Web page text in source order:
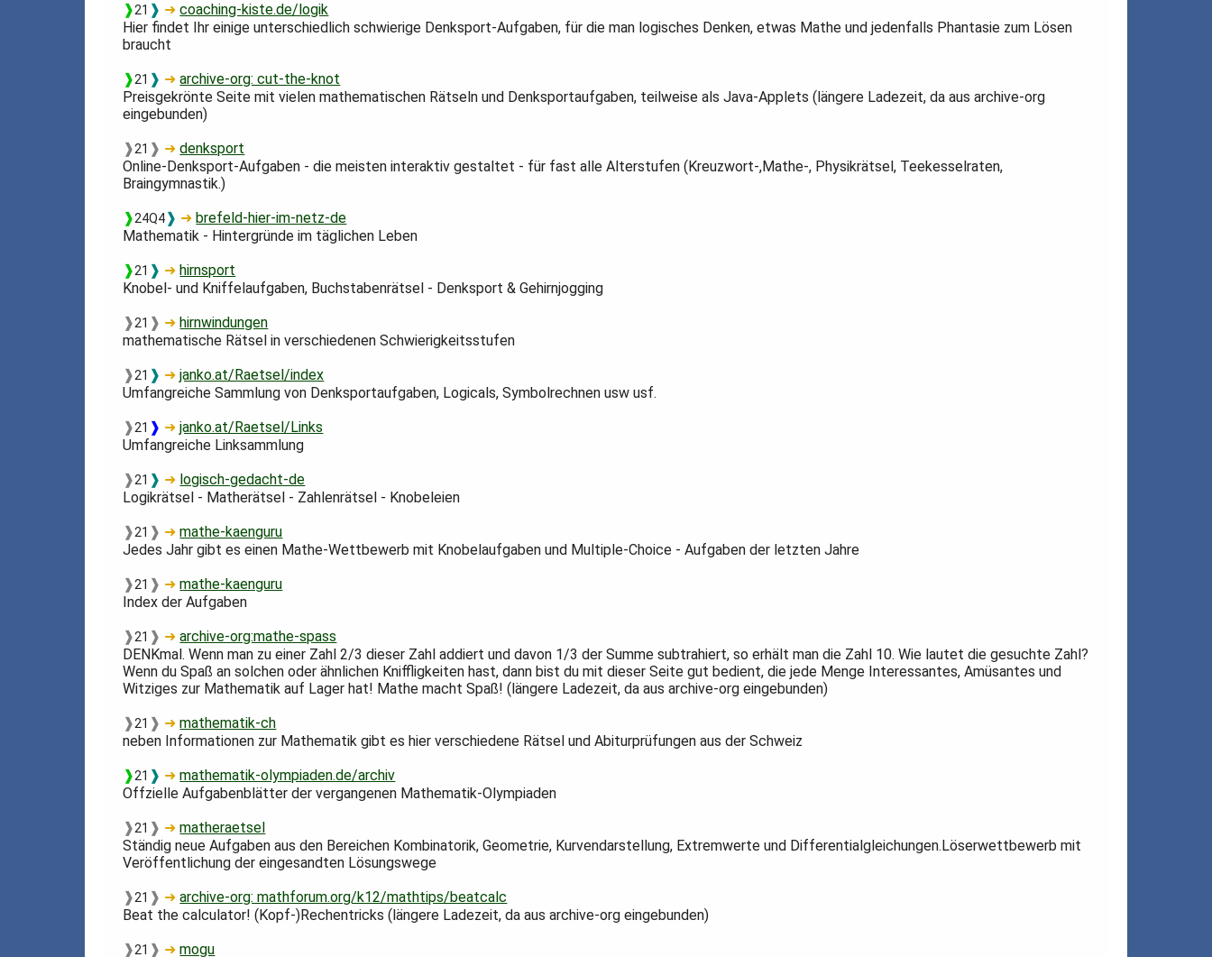
❱21 ❱ ➜coaching-kiste.de/logik
Hier findet Ihr einige unterschiedlich schwierige Denksport-Aufgaben, für die man logisches Denken, etwas Mathe und jedenfalls Phantasie zum Lösen
braucht
❱21 ❱ ➜archive-org: cut-the-knot
Preisgekrönte Seite mit vielen mathematischen Rätseln und Denksportaufgaben, teilweise als Java-Applets (längere Ladezeit, da aus archive-org
eingebunden)
❱21 ❱ ➜denksport
Online-Denksport-Aufgaben - die meisten interaktiv gestaltet - für fast alle Alterstufen (Kreuzwort-,Mathe-, Physikrätsel, Teekesselraten,
Braingymnastik.)
❱24Q4❱ ➜ brefeld-hier-im-netz-de
Mathematik - Hintergründe im täglichen Leben
❱21 ❱ ➜ hirnsport
Knobel- und Kniffelaufgaben, Buchstabenrätsel - Denksport & Gehirnjogging
❱21 ❱ ➜ hirnwindungen
mathematische Rätsel in verschiedenen Schwierigkeitsstufen
❱21 ❱ ➜janko.at/Raetsel/index
Umfangreiche Sammlung von Denksportaufgaben, Logicals, Symbolrechnen usw usf.
❱21 ❱ ➜janko.at/Raetsel/Links
Umfangreiche Linksammlung
❱21 ❱ ➜ logisch-gedacht-de
Logikrätsel - Matherätsel - Zahlenrätsel - Knobeleien
❱21 ❱ ➜mathe-kaenguru
Jedes Jahr gibt es einen Mathe-Wettbewerb mit Knobelaufgaben und Multiple-Choice - Aufgaben der letzten Jahre
❱21 ❱ ➜mathe-kaenguru
Index der Aufgaben
❱21 ❱ ➜archive-org:mathe-spass
DENKmal. Wenn man zu einer Zahl 2/3 dieser Zahl addiert und davon 1/3 der Summe subtrahiert, so erhält man die Zahl 10. Wie lautet die gesuchte Zahl?
Wenn du Spaß an solchen oder ähnlichen Kniffligkeiten hast, dann bist du mit dieser Seite gut bedient, die jede Menge Interessantes, Amüsantes und
Witziges zur Mathematik auf Lager hat! Mathe macht Spaß! (längere Ladezeit, da aus archive-org eingebunden)
❱21 ❱ ➜mathematik-ch
neben Informationen zur Mathematik gibt es hier verschiedene Rätsel und Abiturprüfungen aus der Schweiz
❱21 ❱ ➜mathematik-olympiaden.de/archiv
Offzielle Aufgabenblätter der vergangenen Mathematik-Olympiaden
❱21 ❱ ➜matheraetsel
Ständig neue Aufgaben aus den Bereichen Kombinatorik, Geometrie, Kurvendarstellung, Extremwerte und Differentialgleichungen.Löserwettbewerb mit
Veröffentlichung der eingesandten Lösungswege
❱21 ❱ ➜archive-org: mathforum.org/k12/mathtips/beatcalc
Beat the calculator! (Kopf-)Rechentricks (längere Ladezeit, da aus archive-org eingebunden)
❱21 ❱ ➜mogu